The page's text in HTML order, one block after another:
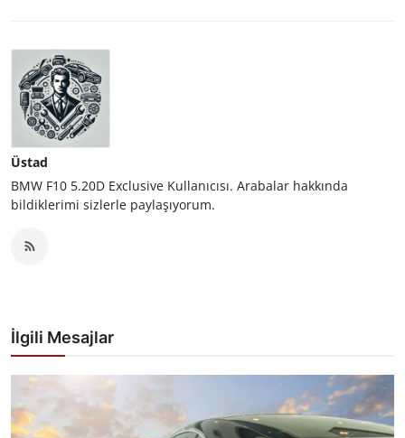
Üstad
BMW F10 5.20D Exclusive Kullanıcısı. Arabalar hakkında
bildiklerimi sizlerle paylaşıyorum.
İlgili Mesajlar